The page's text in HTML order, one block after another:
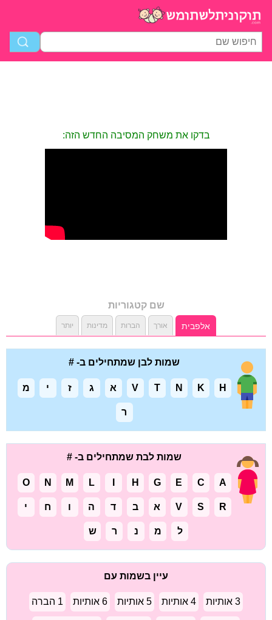
בדקו את משחק המסיבה החדש הזה:
שם קטגוריות
אלפבית אורך הברות מדינות יותר
שמות לבן שמתחילים ב- #
H
K
N
T
V א ג ז י מ
ר
שמות לבת שמתחילים ב- #
A
C
E
G
H
L
M
N
O
R
S
V א ב ד ה ו ח י
ל מ נ ר ש
עיין בשמות עם
3 אותיות 4 אותיות 5 אותיות 6 אותיות 1 הברה